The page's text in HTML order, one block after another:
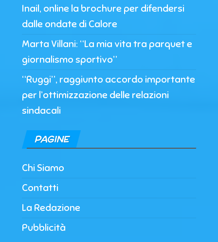
Inail, online la brochure per difendersi
dalle ondate di Calore
Marta Villani: “La mia vita tra parquet e
giornalismo sportivo”
“Ruggi”, raggiunto accordo importante
per l’ottimizzazione delle relazioni
sindacali
PAGINE
Chi Siamo
Contatti
La Redazione
Pubblicità